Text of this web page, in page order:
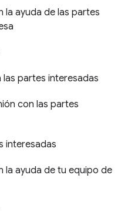
la ayuda de las partes
las partes interesadas
con las partes
interesadas
la ayuda de tu equipo de